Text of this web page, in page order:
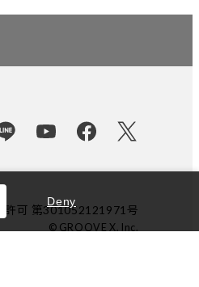
許可 第301052121971号
© GROOVE X, Inc.
Deny